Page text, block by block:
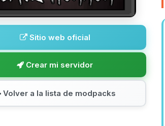
Sitio web oficial
Crear mi servidor
Volver a la lista de modpacks